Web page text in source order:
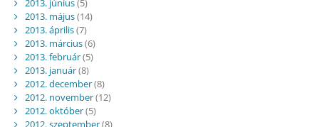
2013. június(5)
2013. május(14)
2013. április(7)
2013. március(6)
2013. február(5)
2013. január(8)
2012. december(8)
2012. november(12)
2012. október(5)
2012. szeptember(8)